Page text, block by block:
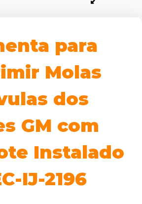
para
Molas
dos
GM com
Instalado
IJ-2196